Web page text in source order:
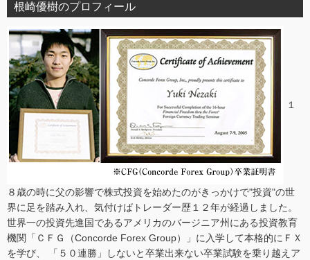
根崎優樹のプロフィール
１
８歳の時に父の影響で株式投資を始めたのがきっかけで"投資"の世
界に足を踏み入れ、気付けばトレーダー歴１２年が経過しました。
世界一の投資先進国であるアメリカのバージニア州にある投資教育
機関「ＣＦＧ（Concorde Forex Group）」に入学して本格的にＦＸ
を学び、 「５０連勝」しないと卒業出来ない卒業試験を乗り越えア